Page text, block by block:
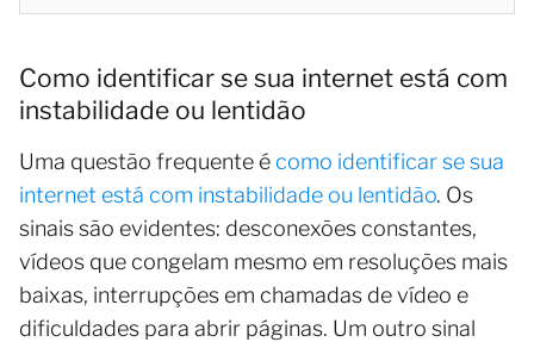
Como identificar se sua internet está com
instabilidade ou lentidão
Uma questão frequente é como identificar se sua
internet está com instabilidade ou lentidão. Os
sinais são evidentes: desconexões constantes,
vídeos que congelam mesmo em resoluções mais
baixas, interrupções em chamadas de vídeo e
dificuldades para abrir páginas. Um outro sinal